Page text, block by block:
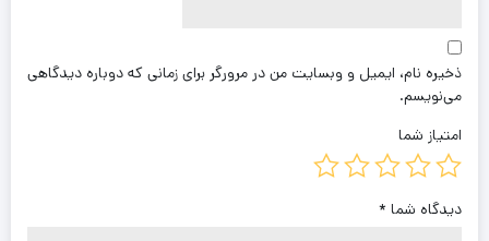
ذخیره نام، ایمیل و وبسایت من در مرورگر برای زمانی که دوباره دیدگاهی
می‌نویسم.
امتیاز شما
دیدگاه شما *